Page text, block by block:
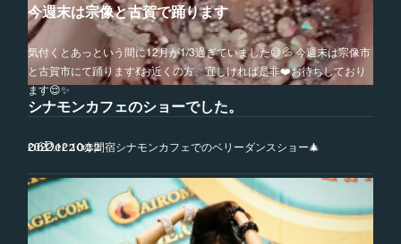
シナモンカフェのショーでした。
2022.12.10赤間宿シナモンカフェでのベリーダンスショー🎄
今週末は宗像と古賀で踊ります
気付くとあっという間に12月が1/3過ぎていました😅💦 今週末は宗像市
と古賀市にて踊ります💃お近くの方、宜しければ是非❤️お待ちしており
ます😌✨
06Dec2022